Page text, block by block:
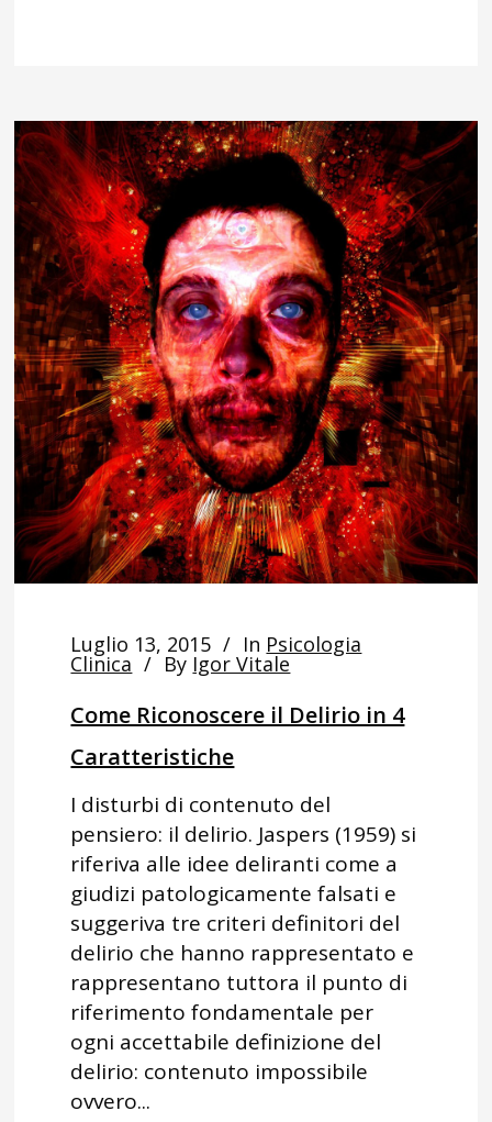
Luglio 13, 2015 In Psicologia
Clinica By Igor Vitale
Come Riconoscere il Delirio in 4
Caratteristiche
I disturbi di contenuto del
pensiero: il delirio. Jaspers (1959) si
riferiva alle idee deliranti come a
giudizi patologicamente falsati e
suggeriva tre criteri definitori del
delirio che hanno rappresentato e
rappresentano tuttora il punto di
riferimento fondamentale per
ogni accettabile definizione del
delirio: contenuto impossibile
ovvero...